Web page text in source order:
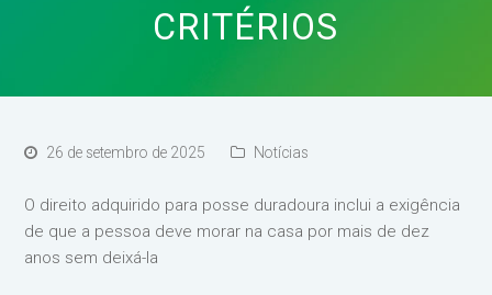
CRITÉRIOS
26 de setembro de 2025 Notícias
O direito adquirido para posse duradoura inclui a exigência
de que a pessoa deve morar na casa por mais de dez
anos sem deixá-la